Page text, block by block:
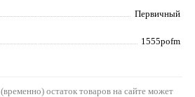
Первичный
1555pofm
остаток товаров на сайте может